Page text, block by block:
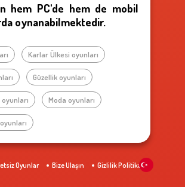
hem PC'de hem de mobil
oynanabilmektedir.
Karlar Ülkesi oyunları
Güzellik oyunları
Moda oyunları
Oyunlar Bize Ulaşın Gizlilik Politikası